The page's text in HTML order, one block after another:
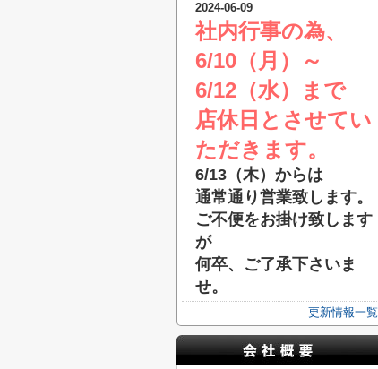
2024-06-09
社内行事の為、
6/10（月）～
6/12（水）まで
店休日とさせてい
ただきます。
6/13（木）からは
通常通り営業致します。
ご不便をお掛け致します
が
何卒、ご了承下さいま
せ。
更新情報一覧